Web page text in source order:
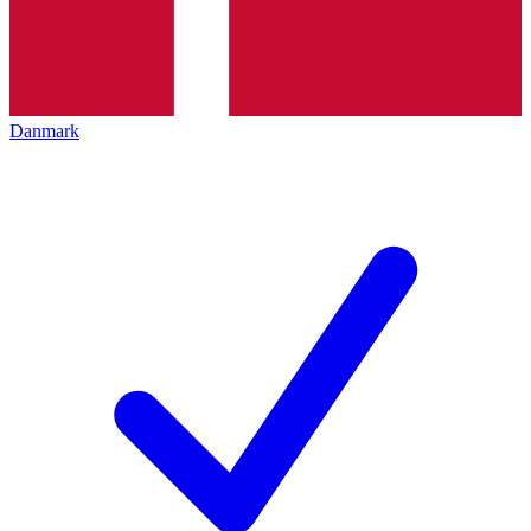
Danmark